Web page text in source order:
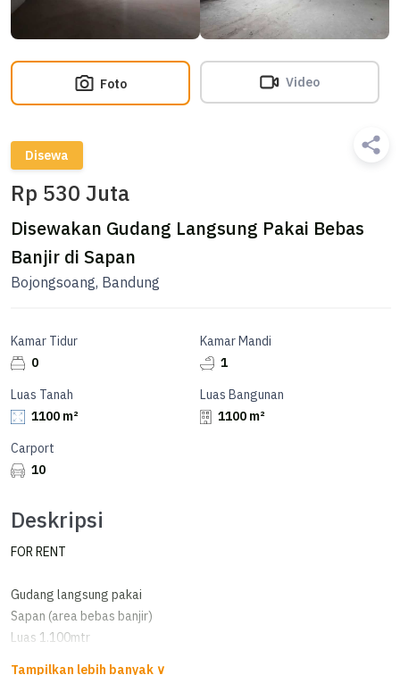
Foto Video
Disewa
Rp 530 Juta
Disewakan Gudang Langsung Pakai Bebas
Banjir di Sapan
Bojongsoang, Bandung
Kamar Tidur
0
Kamar Mandi
1
Luas Tanah
1100 m²
Luas Bangunan
1100 m²
Carport
10
Deskripsi
FOR RENT
Gudang langsung pakai
Sapan (area bebas banjir)
Luas 1.100mtr